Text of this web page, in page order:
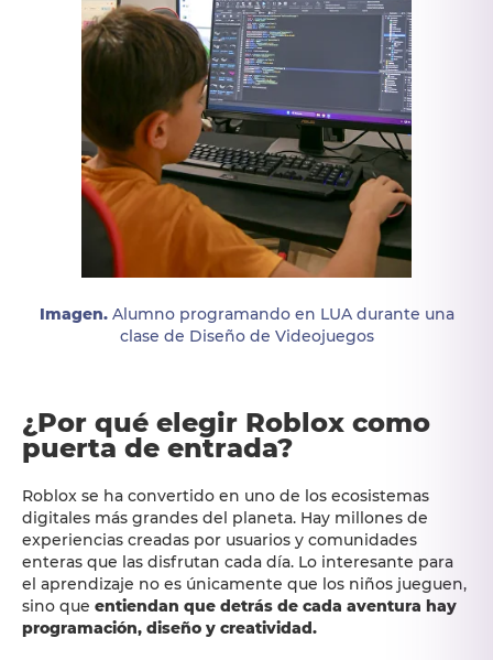
Imagen.Alumno programando en LUA durante una
clase de Diseño de Videojuegos
¿Por qué elegir Roblox como
puerta de entrada?
Roblox se ha convertido en uno de los ecosistemas
digitales más grandes del planeta. Hay millones de
experiencias creadas por usuarios y comunidades
enteras que las disfrutan cada día. Lo interesante para
el aprendizaje no es únicamente que los niños jueguen,
sino que entiendan que detrás de cada aventura hay
programación, diseño y creatividad.